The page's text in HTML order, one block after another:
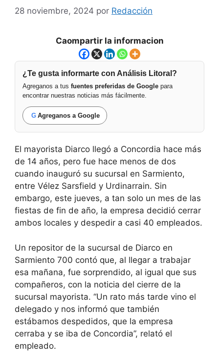
28 noviembre, 2024 por Redacción
Caompartir la informacion
¿Te gusta informarte con Análisis Litoral?
Agreganos a tus fuentes preferidas de Google para
encontrar nuestras noticias más fácilmente.
G Agreganos a Google
El mayorista Diarco llegó a Concordia hace más
de 14 años, pero fue hace menos de dos
cuando inauguró su sucursal en Sarmiento,
entre Vélez Sarsfield y Urdinarrain. Sin
embargo, este jueves, a tan solo un mes de las
fiestas de fin de año, la empresa decidió cerrar
ambos locales y despedir a casi 40 empleados.
Un repositor de la sucursal de Diarco en
Sarmiento 700 contó que, al llegar a trabajar
esa mañana, fue sorprendido, al igual que sus
compañeros, con la noticia del cierre de la
sucursal mayorista. “Un rato más tarde vino el
delegado y nos informó que también
estábamos despedidos, que la empresa
cerraba y se iba de Concordia”, relató el
empleado.